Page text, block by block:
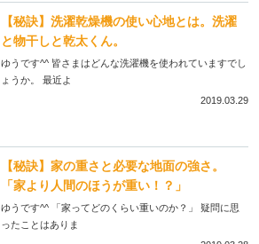
【秘訣】洗濯乾燥機の使い心地とは。洗濯
と物干しと乾太くん。
ゆうです^^ 皆さまはどんな洗濯機を使われていますでし
ょうか。 最近よ
2019.03.29
【秘訣】家の重さと必要な地面の強さ。
「家より人間のほうが重い！？」
ゆうです^^ 「家ってどのくらい重いのか？」 疑問に思
ったことはありま